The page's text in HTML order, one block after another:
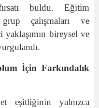
fırsatı buldu. Eğitim
çalışmaları ve
bireysel ve
İçin Farkındalık
eşitliğinin yalnızca